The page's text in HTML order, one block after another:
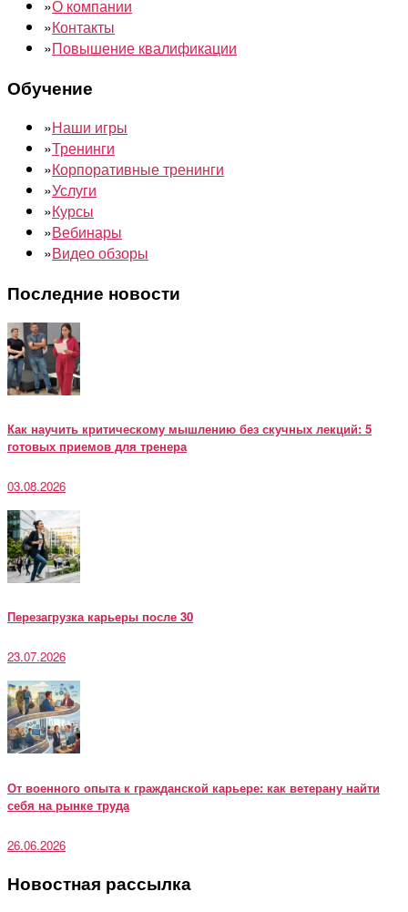
»О компании
»Контакты
»Повышение квалификации
Обучение
»Наши игры
»Тренинги
»Корпоративные тренинги
»Услуги
»Курсы
»Вебинары
»Видео обзоры
Последние новости
Как научить критическому мышлению без скучных лекций: 5
готовых приемов для тренера
03.08.2026
Перезагрузка карьеры после 30
23.07.2026
От военного опыта к гражданской карьере: как ветерану найти
себя на рынке труда
26.06.2026
Новостная рассылка